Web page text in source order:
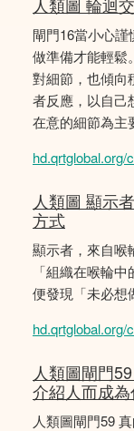
閘門16當小心
做準備才能輕鬆
對細節，也傾向
者反應，以自己
在意的細節為主
hd.qrtglobal.org/
人類圖 顯示
方式
顯示者，來自喉
「組織在喉輪
便發現「未必想
hd.qrtglobal.org/
人類圖閘門
介紹人而成
人類圖閘門59